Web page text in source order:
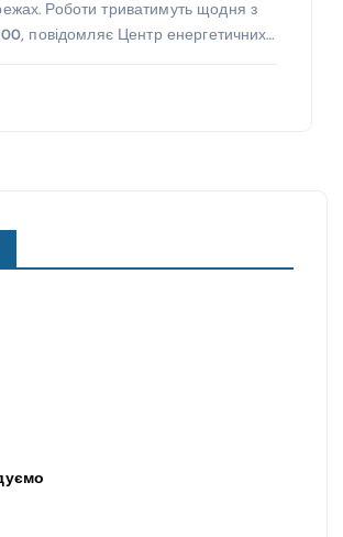
Роботи триватимуть щодня з
повідомляє Центр енергетичних…